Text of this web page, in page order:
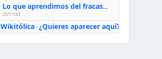
Lo que aprendimos del fracaso al emprender
25/11/23
Wikitólica· ¿Quieres aparecer aquí?